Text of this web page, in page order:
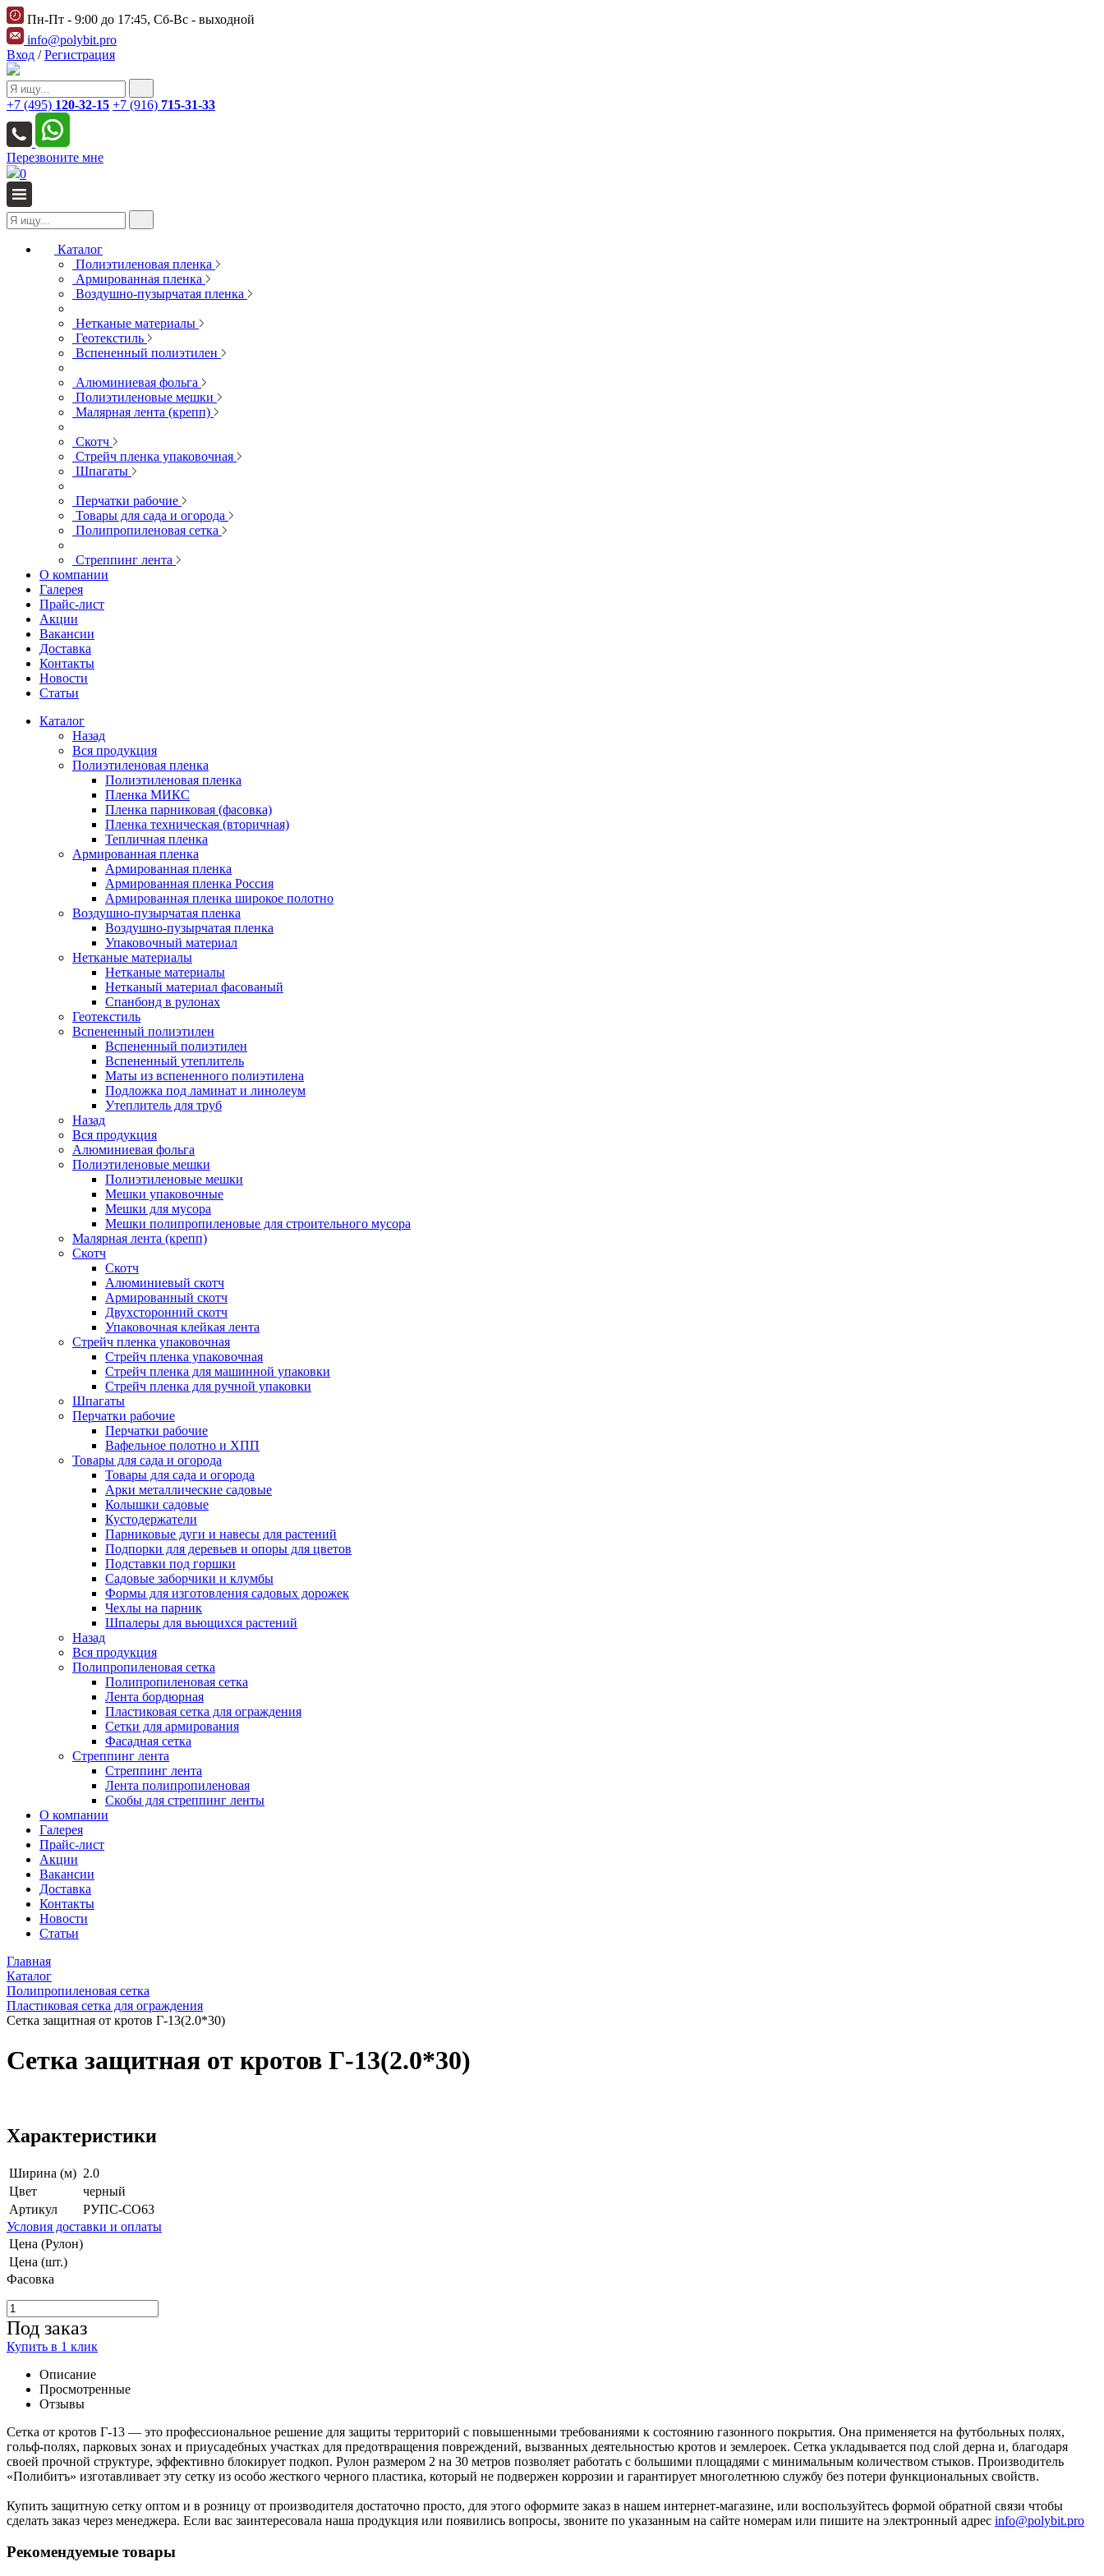
Пн-Пт - 9:00 до 17:45, Сб-Вс - выходной
info@polybit.pro
Вход /Регистрация
+7 (495) 120-32-15 +7 (916) 715-31-33
Перезвоните мне
0
Каталог
Полиэтиленовая пленка
Армированная пленка
Воздушно-пузырчатая пленка
Нетканые материалы
Геотекстиль
Вспененный полиэтилен
Алюминиевая фольга
Полиэтиленовые мешки
Малярная лента (крепп)
Скотч
Стрейч пленка упаковочная
Шпагаты
Перчатки рабочие
Товары для сада и огорода
Полипропиленовая сетка
Стреппинг лента
О компании
Галерея
Прайс-лист
Акции
Вакансии
Доставка
Контакты
Новости
Статьи
Каталог
Назад
Вся продукция
Полиэтиленовая пленка
Полиэтиленовая пленка
Пленка МИКС
Пленка парниковая (фасовка)
Пленка техническая (вторичная)
Тепличная пленка
Армированная пленка
Армированная пленка
Армированная пленка Россия
Армированная пленка широкое полотно
Воздушно-пузырчатая пленка
Воздушно-пузырчатая пленка
Упаковочный материал
Нетканые материалы
Нетканые материалы
Нетканый материал фасованый
Спанбонд в рулонах
Геотекстиль
Вспененный полиэтилен
Вспененный полиэтилен
Вспененный утеплитель
Маты из вспененного полиэтилена
Подложка под ламинат и линолеум
Утеплитель для труб
Назад
Вся продукция
Алюминиевая фольга
Полиэтиленовые мешки
Полиэтиленовые мешки
Мешки упаковочные
Мешки для мусора
Мешки полипропиленовые для строительного мусора
Малярная лента (крепп)
Скотч
Скотч
Алюминиевый скотч
Армированный скотч
Двухсторонний скотч
Упаковочная клейкая лента
Стрейч пленка упаковочная
Стрейч пленка упаковочная
Стрейч пленка для машинной упаковки
Стрейч пленка для ручной упаковки
Шпагаты
Перчатки рабочие
Перчатки рабочие
Вафельное полотно и ХПП
Товары для сада и огорода
Товары для сада и огорода
Арки металлические садовые
Колышки садовые
Кустодержатели
Парниковые дуги и навесы для растений
Подпорки для деревьев и опоры для цветов
Подставки под горшки
Садовые заборчики и клумбы
Формы для изготовления садовых дорожек
Чехлы на парник
Шпалеры для вьющихся растений
Назад
Вся продукция
Полипропиленовая сетка
Полипропиленовая сетка
Лента бордюрная
Пластиковая сетка для ограждения
Сетки для армирования
Фасадная сетка
Стреппинг лента
Стреппинг лента
Лента полипропиленовая
Скобы для стреппинг ленты
О компании
Галерея
Прайс-лист
Акции
Вакансии
Доставка
Контакты
Новости
Статьи
Главная
Каталог
Полипропиленовая сетка
Пластиковая сетка для ограждения
Сетка защитная от кротов Г-13(2.0*30)
Сетка защитная от кротов Г-13(2.0*30)
Характеристики
Ширина (м) 2.0
Цвет
черный
Артикул
РУПС-СО63
Условия доставки и оплаты
Цена (Рулон)
Цена (шт.)
Фасовка
Под заказ
Купить в 1 клик
Описание
Просмотренные
Отзывы
Сетка от кротов Г-13 — это профессиональное решение для защиты территорий с повышенными требованиями к состоянию газонного покрытия. Она применяется на футбольных полях,
гольф-полях, парковых зонах и приусадебных участках для предотвращения повреждений, вызванных деятельностью кротов и землероек. Сетка укладывается под слой дерна и, благодаря
своей прочной структуре, эффективно блокирует подкоп. Рулон размером 2 на 30 метров позволяет работать с большими площадями с минимальным количеством стыков. Производитель
«Полибитъ» изготавливает эту сетку из особо жесткого черного пластика, который не подвержен коррозии и гарантирует многолетнюю службу без потери функциональных свойств.
Купить защитную сетку оптом и в розницу от производителя достаточно просто, для этого оформите заказ в нашем интернет-магазине, или воспользуйтесь формой обратной связи чтобы
сделать заказ через менеджера. Если вас заинтересовала наша продукция или появились вопросы, звоните по указанным на сайте номерам или пишите на электронный адрес info@polybit.pro
Рекомендуемые товары